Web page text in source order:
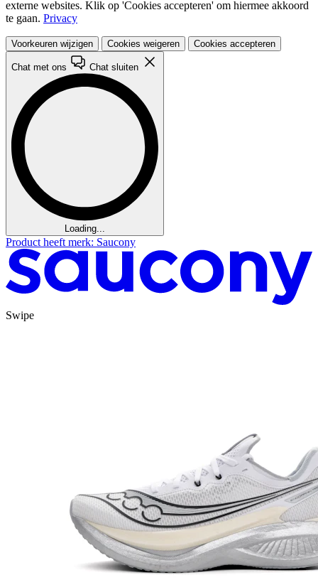
externe websites. Klik op 'Cookies accepteren' om hiermee akkoord
te gaan. Privacy
Voorkeuren wijzigen Cookies weigeren Cookies accepteren
Chat met ons Chat sluiten
Loading...
Product heeft merk: Saucony
Swipe